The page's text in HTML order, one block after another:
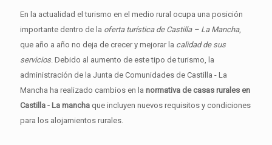
En la actualidad el turismo en el medio rural ocupa una posición
importante dentro de la oferta turística de Castilla – La Mancha,
que año a año no deja de crecer y mejorar la calidad de sus
servicios. Debido al aumento de este tipo de turismo, la
administración de la Junta de Comunidades de Castilla - La
Mancha ha realizado cambios en la normativa de casas rurales en
Castilla - La mancha que incluyen nuevos requisitos y condiciones
para los alojamientos rurales.